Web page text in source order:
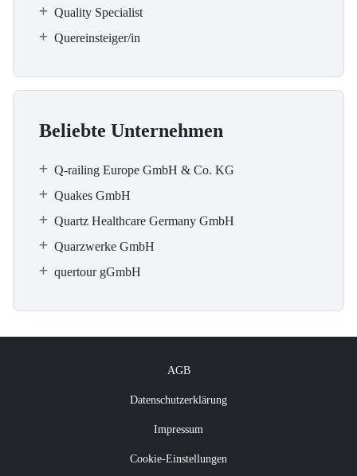
Quality Specialist
Quereinsteiger/in
Beliebte Unternehmen
Q-railing Europe GmbH & Co. KG
Quakes GmbH
Quartz Healthcare Germany GmbH
Quarzwerke GmbH
quertour gGmbH
AGB
Datenschutzerklärung
Impressum
Cookie-Einstellungen